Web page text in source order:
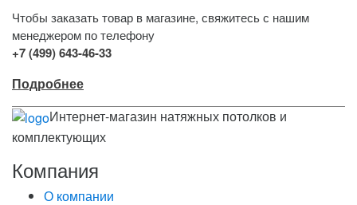
Чтобы заказать товар в магазине, свяжитесь с нашим
менеджером по телефону
+7 (499) 643-46-33
Подробнее
Интернет-магазин натяжных потолков и
комплектующих
Компания
О компании